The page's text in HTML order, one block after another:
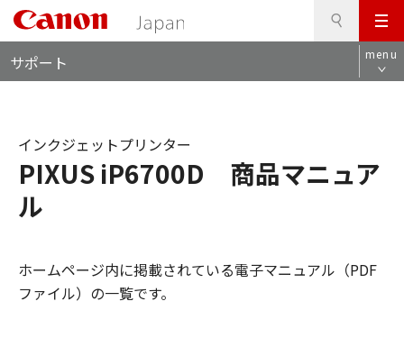
メ
ニ
ュ
サポート menu
PIXUS iP6700D 商品マニュア
ル
インクジェットプリンター
ホームページ内に掲載されている電子マニュアル（PDF
ファイル）の一覧です。